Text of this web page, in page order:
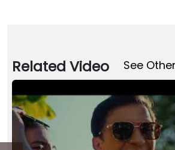
Related Video See